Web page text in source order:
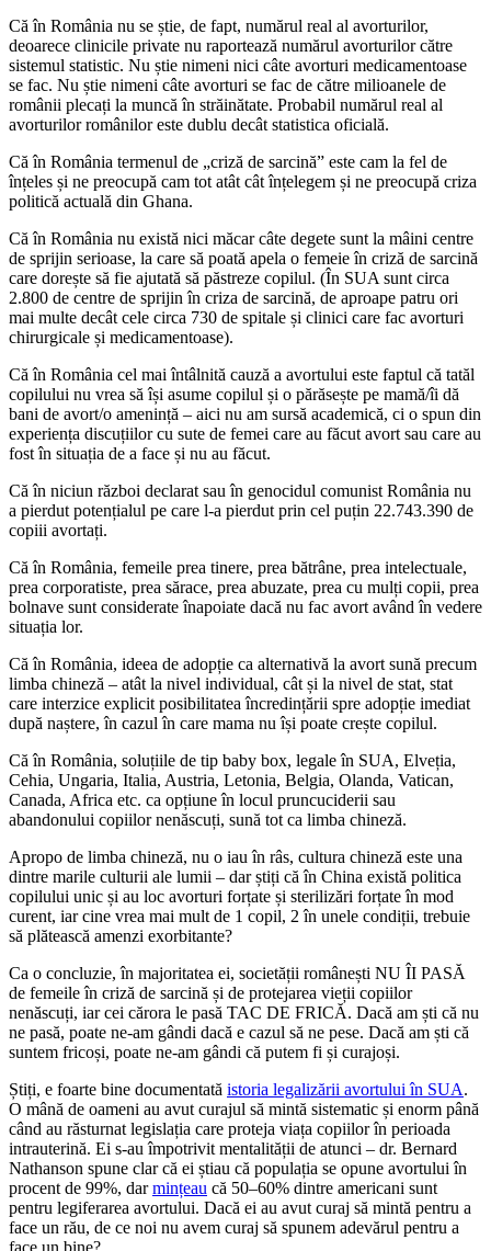
Că în România nu se știe, de fapt, numărul real al avorturilor,
deoarece clinicile private nu raportează numărul avorturilor către
sistemul statistic. Nu știe nimeni nici câte avorturi medicamentoase
se fac. Nu știe nimeni câte avorturi se fac de către milioanele de
românii plecați la muncă în străinătate. Probabil numărul real al
avorturilor românilor este dublu decât statistica oficială.
Că în România termenul de „criză de sarcină” este cam la fel de
înțeles și ne preocupă cam tot atât cât înțelegem și ne preocupă criza
politică actuală din Ghana.
Că în România nu există nici măcar câte degete sunt la mâini centre
de sprijin serioase, la care să poată apela o femeie în criză de sarcină
care dorește să fie ajutată să păstreze copilul. (În SUA sunt circa
2.800 de centre de sprijin în criza de sarcină, de aproape patru ori
mai multe decât cele circa 730 de spitale și clinici care fac avorturi
chirurgicale și medicamentoase).
Că în România cel mai întâlnită cauză a avortului este faptul că tatăl
copilului nu vrea să își asume copilul și o părăsește pe mamă/îi dă
bani de avort/o amenință – aici nu am sursă academică, ci o spun din
experiența discuțiilor cu sute de femei care au făcut avort sau care au
fost în situația de a face și nu au făcut.
Că în niciun război declarat sau în genocidul comunist România nu
a pierdut potențialul pe care l-a pierdut prin cel puțin 22.743.390 de
copiii avortați.
Că în România, femeile prea tinere, prea bătrâne, prea intelectuale,
prea corporatiste, prea sărace, prea abuzate, prea cu mulți copii, prea
bolnave sunt considerate înapoiate dacă nu fac avort având în vedere
situația lor.
Că în România, ideea de adopție ca alternativă la avort sună precum
limba chineză – atât la nivel individual, cât și la nivel de stat, stat
care interzice explicit posibilitatea încredințării spre adopție imediat
după naștere, în cazul în care mama nu își poate crește copilul.
Că în România, soluțiile de tip baby box, legale în SUA, Elveția,
Cehia, Ungaria, Italia, Austria, Letonia, Belgia, Olanda, Vatican,
Canada, Africa etc. ca opțiune în locul pruncuciderii sau
abandonului copiilor nenăscuți, sună tot ca limba chineză.
Apropo de limba chineză, nu o iau în râs, cultura chineză este una
dintre marile culturii ale lumii – dar știți că în China există politica
copilului unic și au loc avorturi forțate și sterilizări forțate în mod
curent, iar cine vrea mai mult de 1 copil, 2 în unele condiții, trebuie
să plătească amenzi exorbitante?
Ca o concluzie, în majoritatea ei, societății românești NU ÎI PASĂ
de femeile în criză de sarcină și de protejarea vieții copiilor
nenăscuți, iar cei cărora le pasă TAC DE FRICĂ. Dacă am ști că nu
ne pasă, poate ne-am gândi dacă e cazul să ne pese. Dacă am ști că
suntem fricoși, poate ne-am gândi că putem fi și curajoși.
Știți, e foarte bine documentată istoria legalizării avortului în SUA.
O mână de oameni au avut curajul să mintă sistematic și enorm până
când au răsturnat legislația care proteja viața copiilor în perioada
intrauterină. Ei s-au împotrivit mentalității de atunci – dr. Bernard
Nathanson spune clar că ei știau că populația se opune avortului în
procent de 99%, darmințeau că 50–60% dintre americani sunt
pentru legiferarea avortului. Dacă ei au avut curaj să mintă pentru a
face un rău, de ce noi nu avem curaj să spunem adevărul pentru a